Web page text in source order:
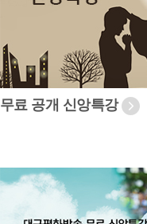
무료 공개 신앙특강